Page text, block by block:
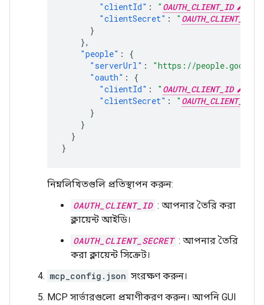
"clientId" : " OAUTH_CLIENT_ID
"clientSecret" : "
}
},
"people" :
{
"serverUrl" :
"https://
"oauth" :
{
"clientId" : " OAUTH_CLIENT_ID
"clientSecret" : "
}
}
}
}
নিম্নলিখিতগুলি প্রতিস্থাপন করুন:
OAUTH_CLIENT_ID : আপনার তৈরি করা
ক্লায়েন্ট আইডি।
OAUTH_CLIENT_SECRET : আপনার তৈরি
করা ক্লায়েন্ট সিক্রেট।
mcp_config.json সংরক্ষণ করুন।
MCP সার্ভারগুলো প্রমাণীকরণ করুন। আপনি GUI